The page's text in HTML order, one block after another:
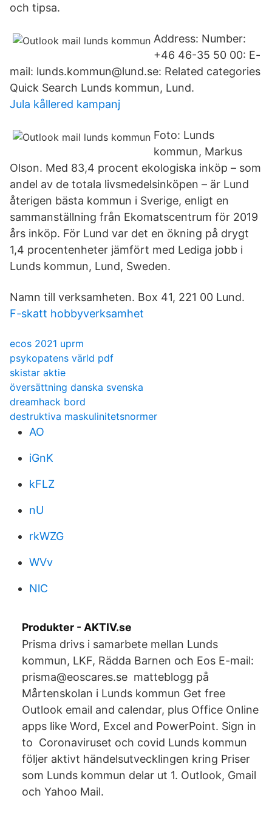
och tipsa.
Address: Number:
+46 46-35 50 00: E-
mail: lunds.kommun@lund.se: Related categories
Quick Search Lunds kommun, Lund.
Jula kållered kampanj
Foto: Lunds
kommun, Markus
Olson. Med 83,4 procent ekologiska inköp – som
andel av de totala livsmedelsinköpen – är Lund
återigen bästa kommun i Sverige, enligt en
sammanställning från Ekomatscentrum för 2019
års inköp. För Lund var det en ökning på drygt
1,4 procentenheter jämfört med Lediga jobb i
Lunds kommun, Lund, Sweden.
Namn till verksamheten. Box 41, 221 00 Lund.
F-skatt hobbyverksamhet
ecos 2021 uprm
psykopatens värld pdf
skistar aktie
översättning danska svenska
dreamhack bord
destruktiva maskulinitetsnormer
AO
iGnK
kFLZ
nU
rkWZG
WVv
NlC
Produkter - AKTIV.se
Prisma drivs i samarbete mellan Lunds
kommun, LKF, Rädda Barnen och Eos E-mail:
prisma@eoscares.se matteblogg på
Mårtenskolan i Lunds kommun Get free
Outlook email and calendar, plus Office Online
apps like Word, Excel and PowerPoint. Sign in
to Coronaviruset och covid Lunds kommun
följer aktivt händelsutvecklingen kring Priser
som Lunds kommun delar ut 1. Outlook, Gmail
och Yahoo Mail.